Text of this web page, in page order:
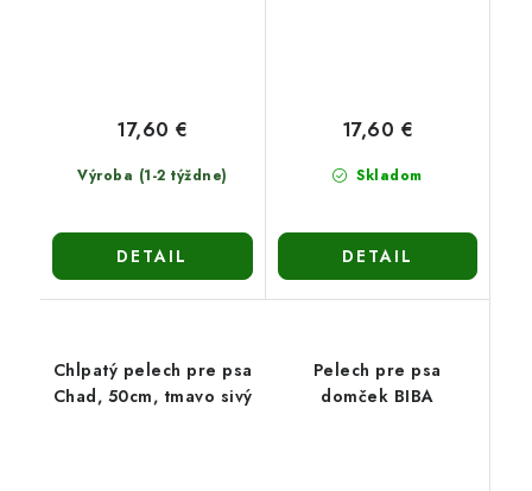
Výroba (1-2 týždne)
17,60 €
DETAIL
Skladom
17,60 €
DETAIL
Chlpatý pelech pre psa
Chad, 50cm, tmavo sivý
Pelech pre psa
domček BIBA